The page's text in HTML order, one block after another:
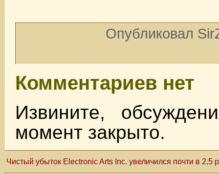
Опубликовал
Комментариев нет
Извините,
момент закрыто.
Чистый убыток Electronic Arts Inc. увеличился почти в 2,5